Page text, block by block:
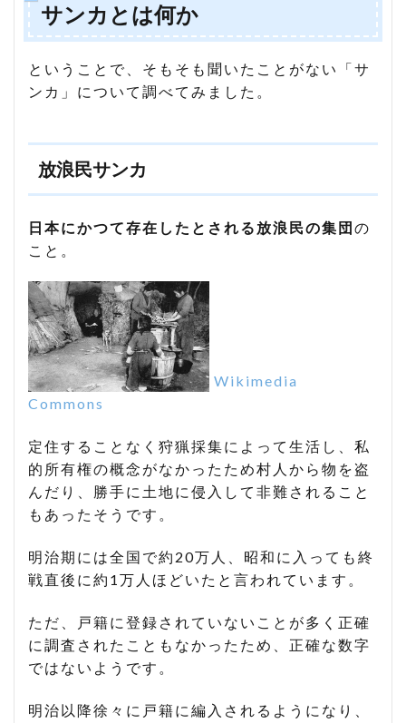
サンカとは何か
ということで、そもそも聞いたことがない「サ
ンカ」について調べてみました。
放浪民サンカ
日本にかつて存在したとされる放浪民の集団 の
こと。
Wikimedia
Commons
定住することなく狩猟採集によって生活し、私
的所有権の概念がなかったため村人から物を盗
んだり、勝手に土地に侵入して非難されること
もあったそうです。
明治期には全国で約20万人、昭和に入っても終
戦直後に約1万人ほどいたと言われています。
ただ、戸籍に登録されていないことが多く正確
に調査されたこともなかったため、正確な数字
ではないようです。
明治以降徐々に戸籍に編入されるようになり、